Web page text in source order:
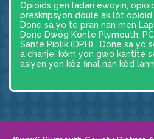
Opioids gen ladan ewoyin,
preskripsyon doulè ak lòt opioid
Done sa yo te pran nan men
Done Dwòg Konte Plymouth,
Sante Piblik (DPH). Done sa yo
a chanje, kòm yon gwo kantite
asiyen yon kòz final nan kòd